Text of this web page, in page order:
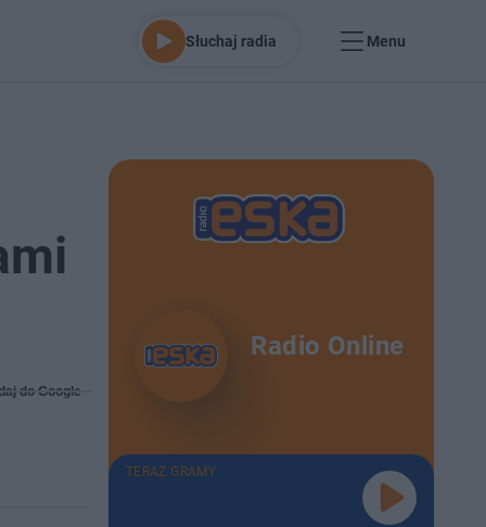
Słuchaj radia Menu
do Google
Radio Online
TERAZ GRAMY